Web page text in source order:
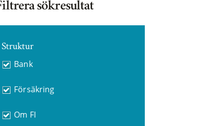
sökresultat
Struktur
Bank
Försäkring
Om FI